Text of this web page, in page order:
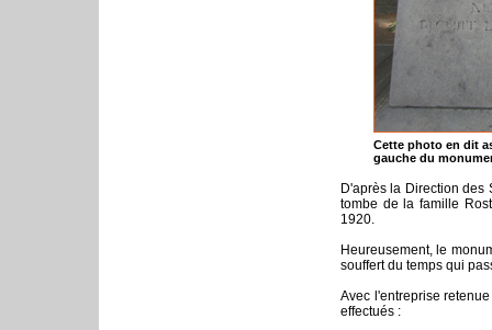
Cette photo en dit
gauche du
D'après la Direction des
tombe de la famille
1920.
Heureusement, le
souffert du temps qui
Avec l'entreprise
effectués :